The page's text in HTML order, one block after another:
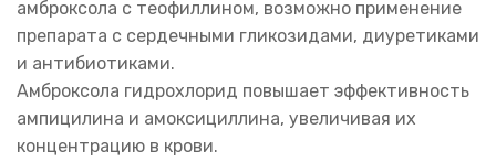
амброксола с теофиллином, возможно применение
препарата с сердечными гликозидами, диуретиками
и антибиотиками.
Амброксола гидрохлорид повышает эффективность
ампицилина и амоксициллина, увеличивая их
концентрацию в крови.